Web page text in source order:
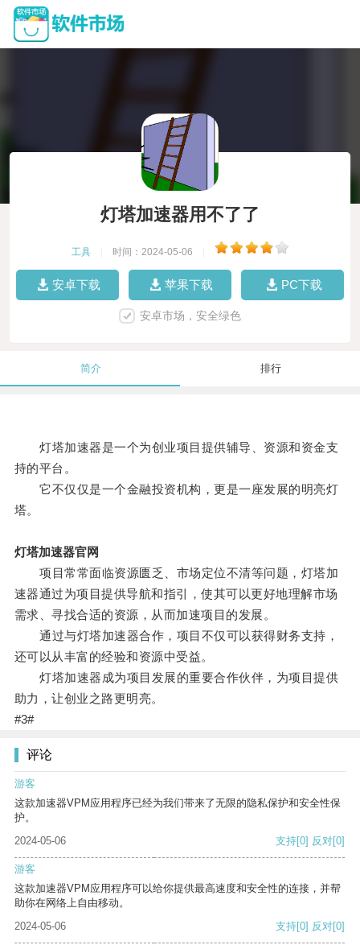
灯塔加速器用不了了
工具 时间：2024-05-06
安卓下载 苹果下载 PC下载
安卓市场，安全绿色
简介 排行
灯塔加速器是一个为创业项目提供辅导、资源和资金支
持的平台。
它不仅仅是一个金融投资机构，更是一座发展的明亮灯
塔。
灯塔加速器官网
项目常常面临资源匮乏、市场定位不清等问题，灯塔加
速器通过为项目提供导航和指引，使其可以更好地理解市场
需求、寻找合适的资源，从而加速项目的发展。
通过与灯塔加速器合作，项目不仅可以获得财务支持，
还可以从丰富的经验和资源中受益。
灯塔加速器成为项目发展的重要合作伙伴，为项目提供
助力，让创业之路更明亮。
#3#
评论
游客
这款加速器VPM应用程序已经为我们带来了无限的隐私保护和安全性保
护。
2024-05-06
支持[0] 反对[0]
游客
这款加速器VPM应用程序可以给你提供最高速度和安全性的连接，并帮
助你在网络上自由移动。
2024-05-06
支持[0] 反对[0]